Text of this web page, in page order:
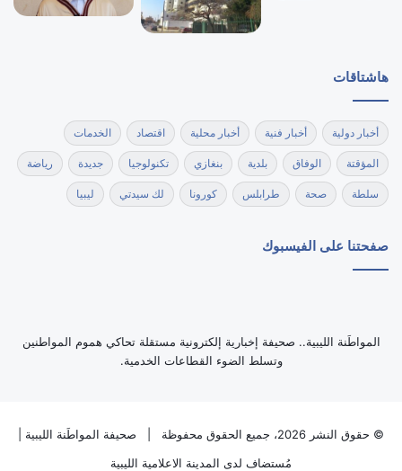
هاشتاقات
أخبار دولية أخبار فنية أخبار محلية اقتصاد الخدمات
المؤقتة الوفاق بلدية بنغازي تكنولوجيا جديدة رياضة
سلطة صحة طرابلس كورونا لك سيدتي ليبيا
صفحتنا على الفيسبوك
‏المواطَنة الليبية.. صحيفة إخبارية إلكترونية مستقلة تحاكي هموم المواطنين
وتسلط الضوء القطاعات الخدمية.
© حقوق النشر 2026، جميع الحقوق محفوظة | صحيفة المواطَنة الليبية
مُستضاف لدى المدينة الاعلامية الليبية